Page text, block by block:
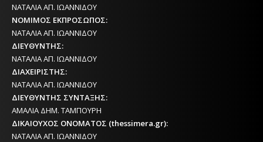
ΝΑΤΑΛΙΑ ΑΠ. ΙΩΑΝΝΙΔΟΥ
ΝΟΜΙΜΟΣ ΕΚΠΡΟΣΩΠΟΣ:
ΝΑΤΑΛΙΑ ΑΠ. ΙΩΑΝΝΙΔΟΥ
ΔΙΕΥΘΥΝΤΗΣ:
ΝΑΤΑΛΙΑ ΑΠ. ΙΩΑΝΝΙΔΟΥ
ΔΙΑΧΕΙΡΙΣΤΗΣ:
ΝΑΤΑΛΙΑ ΑΠ. ΙΩΑΝΝΙΔΟΥ
ΔΙΕΥΘΥΝΤΗΣ ΣΥΝΤΑΞΗΣ:
ΑΜΑΛΙΑ ΔΗΜ. ΤΑΜΠΟΥΡΗ
ΔΙΚΑΙΟΥΧΟΣ ΟΝΟΜΑΤΟΣ (thessimera.gr):
ΝΑΤΑΛΙΑ ΑΠ. ΙΩΑΝΝΙΔΟΥ